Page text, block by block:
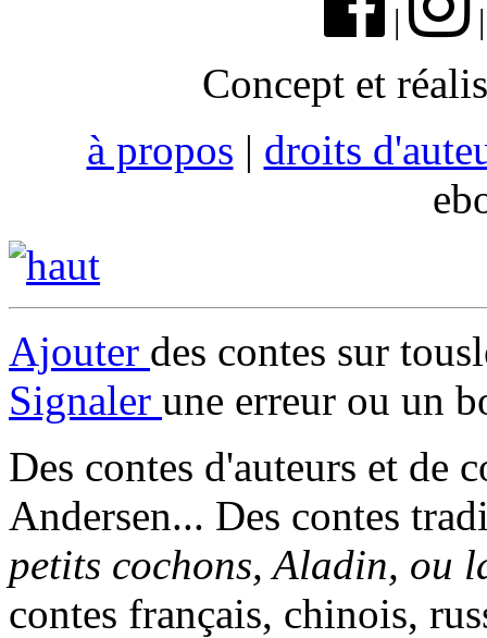
|
Concept et
à propos | droits
Ajouter des contes sur
Signaler une erreur ou un
Des contes d'auteurs et de
Andersen... Des contes
petits cochons, Aladin, ou
contes français, chinois,